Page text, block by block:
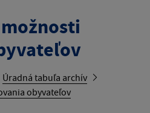
Úradná tabuľa archív
obyvateľov